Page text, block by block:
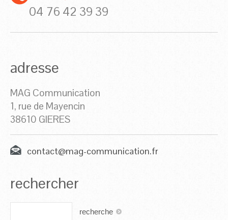
04 76 42 39 39
adresse
MAG Communication
1, rue de Mayencin
38610 GIERES
contact@mag-communication.fr
rechercher